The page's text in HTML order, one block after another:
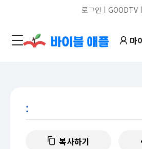
로그인 ㅣ GOODTVㅣ
마
:
복사하기